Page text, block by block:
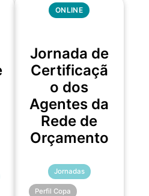
ONLINE
Jornada de
Certificaçã
o dos
Agentes da
Rede de
Orçamento
Jornadas
Perfil Copa